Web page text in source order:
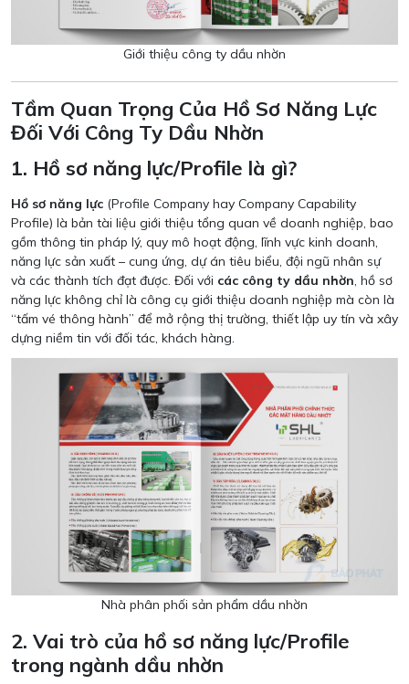
Giới thiệu công ty dầu nhờn
Tầm Quan Trọng Của Hồ Sơ Năng Lực
Đối Với Công Ty Dầu Nhờn
1. Hồ sơ năng lực/Profile là gì?
Hồ sơ năng lực (Profile Company hay Company Capability
Profile) là bản tài liệu giới thiệu tổng quan về doanh nghiệp, bao
gồm thông tin pháp lý, quy mô hoạt động, lĩnh vực kinh doanh,
năng lực sản xuất – cung ứng, dự án tiêu biểu, đội ngũ nhân sự
và các thành tích đạt được. Đối với các công ty dầu nhờn, hồ sơ
năng lực không chỉ là công cụ giới thiệu doanh nghiệp mà còn là
“tấm vé thông hành” để mở rộng thị trường, thiết lập uy tín và xây
dựng niềm tin với đối tác, khách hàng.
Nhà phân phối sản phẩm dầu nhờn
2. Vai trò của hồ sơ năng lực/Profile
trong ngành dầu nhờn